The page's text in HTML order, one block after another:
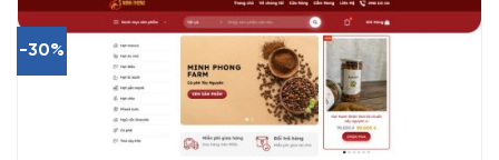
-30%